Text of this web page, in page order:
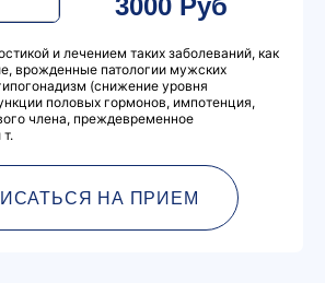
3000 Руб
и лечением таких заболеваний, как
врожденные патологии мужских
(снижение уровня
половых гормонов, импотенция,
члена, преждевременное
НА ПРИЕМ